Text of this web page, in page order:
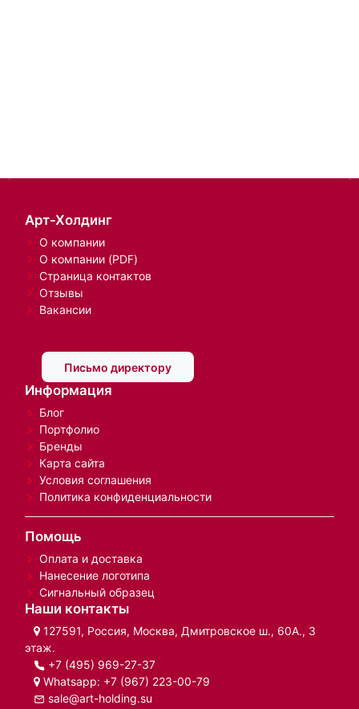
Арт-Холдинг
О компании
О компании (PDF)
Страница контактов
Отзывы
Вакансии
Письмо директору
Информация
Блог
Портфолио
Бренды
Карта сайта
Условия соглашения
Политика конфиденциальности
Помощь
Оплата и доставка
Нанесение логотипа
Сигнальный образец
Наши контакты
127591, Россия, Москва, Дмитровское ш., 60А., 3
этаж.
+7 (495) 969-27-37
Whatsapp: +7 (967) 223-00-79
sale@art-holding.su